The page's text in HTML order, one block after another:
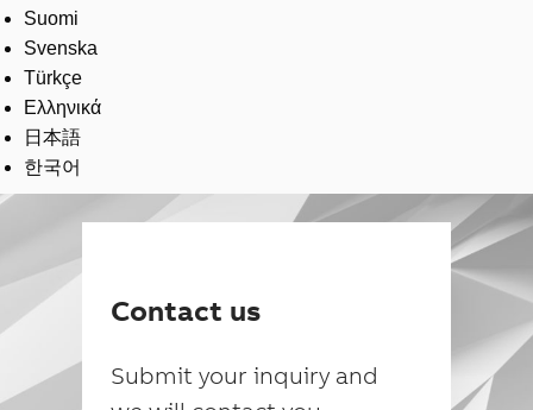
Suomi
Svenska
Türkçe
Ελληνικά
日本語
한국어
Contact us
Submit your inquiry and